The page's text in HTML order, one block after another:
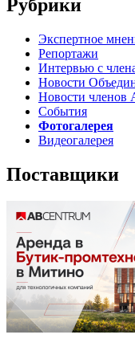
Рубрики
Экспертное
Репортажи
Интервью с
Новости
Новости
События
Фотогалерея
Видеогалерея
Поставщики